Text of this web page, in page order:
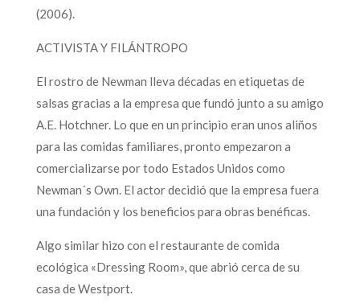
(2006).
ACTIVISTA Y FILÁNTROPO
El rostro de Newman lleva décadas en etiquetas de
salsas gracias a la empresa que fundó junto a su amigo
A.E. Hotchner. Lo que en un principio eran unos aliños
para las comidas familiares, pronto empezaron a
comercializarse por todo Estados Unidos como
Newman´s Own. El actor decidió que la empresa fuera
una fundación y los beneficios para obras benéficas.
Algo similar hizo con el restaurante de comida
ecológica «Dressing Room», que abrió cerca de su
casa de Westport.